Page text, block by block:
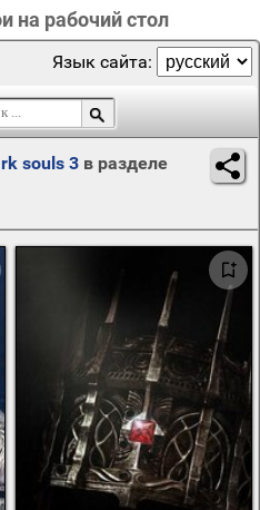
на рабочий стол
Язык сайта:
souls 3 в разделе